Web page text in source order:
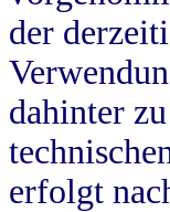
der
dahinter
erfolgt